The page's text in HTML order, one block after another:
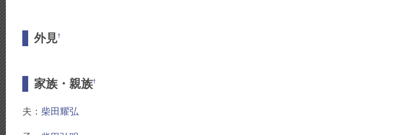
外見†
家族・親族†
夫： 柴田耀弘